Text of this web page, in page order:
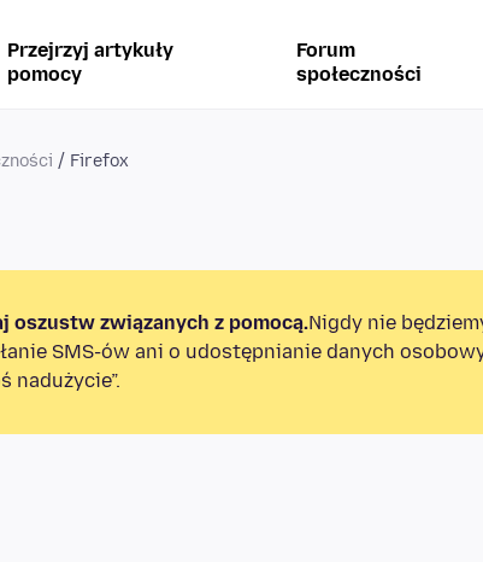
Przejrzyj artykuły
pomocy
Forum
społeczności
Firefox
oszustw związanych z pomocą.Nigdy nie
SMS-ów ani o udostępnianie danych
nadużycie”.